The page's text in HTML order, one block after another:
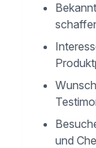
und